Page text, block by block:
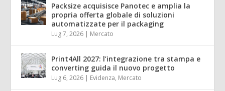
Packsize acquisisce Panotec e amplia la
propria offerta globale di soluzioni
automatizzate per il packaging
Lug 7, 2026 | Mercato
Print4All 2027: l’integrazione tra stampa e
converting guida il nuovo progetto
Lug 6, 2026 | Evidenza, Mercato